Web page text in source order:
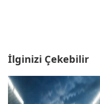
İlginizi Çekebilir